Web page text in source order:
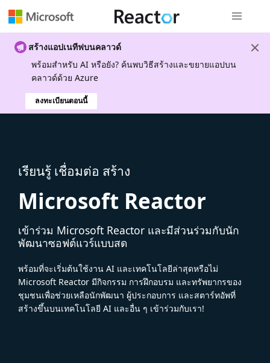
สร้างแอปเนทีฟบนคลาวด์
พร้อมสําหรับ AI หรือยัง? ค้นพบวิธีสร้างและขยายแอปบน
คลาวด์ด้วย Azure
ลงทะเบียนตอนนี้
เรียนรู้ เชื่อมต่อ สร้าง
Microsoft Reactor
เข้าร่วม Microsoft Reactor และมีส่วนร่วมกับนัก
พัฒนาซอฟต์แวร์แบบสด
พร้อมที่จะเริ่มต้นใช้งาน AI และเทคโนโลยีล่าสุดหรือไม่
Microsoft Reactor มีกิจกรรม การฝึกอบรม และทรัพยากรของ
ชุมชนเพื่อช่วยเหลือนักพัฒนา ผู้ประกอบการ และสตาร์ทอัพที่
สร้างขึ้นบนเทคโนโลยี AI และอื่น ๆ เข้าร่วมกับเรา!